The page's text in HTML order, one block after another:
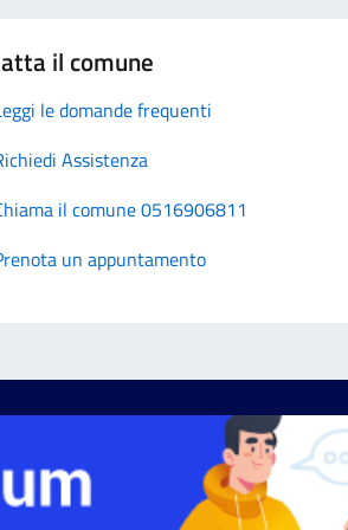
il comune
le domande frequenti
Assistenza
il comune 0516906811
un appuntamento